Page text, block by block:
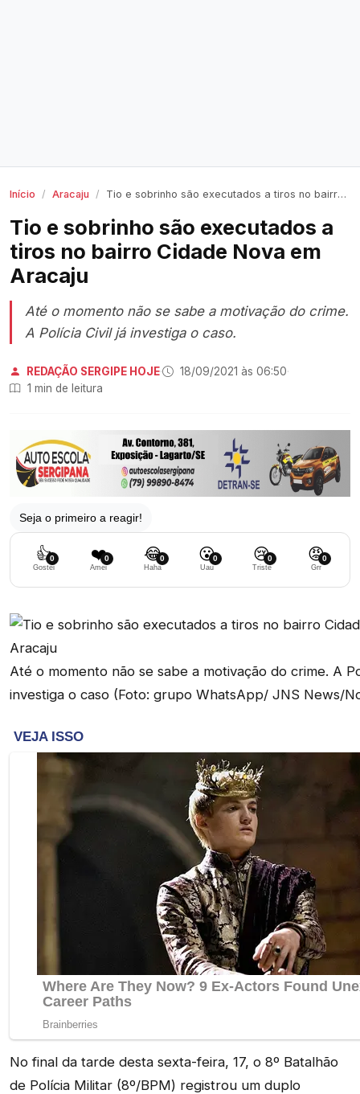
Início Aracaju Tio e sobrinho são executados a tiros no bairro Cidade Nova em Aracaju
Tio e sobrinho são executados a
tiros no bairro Cidade Nova em
Aracaju
Até o momento não se sabe a motivação do crime.
A Polícia Civil já investiga o caso.
REDAÇÃO SERGIPE HOJE· 18/09/2021 às 06:50·
1 min de leitura
Seja o primeiro a reagir!
👍0
Gostei
❤️0
Amei
😂0
Haha
😮0
Uau
😢0
Triste
😡0
Grr
Até o momento não se sabe a motivação do crime. A
investiga o caso (Foto: grupo WhatsApp/ JNS News/
No final da tarde desta sexta-feira, 17, o 8º Batalhão
de Polícia Militar (8º/BPM) registrou um duplo